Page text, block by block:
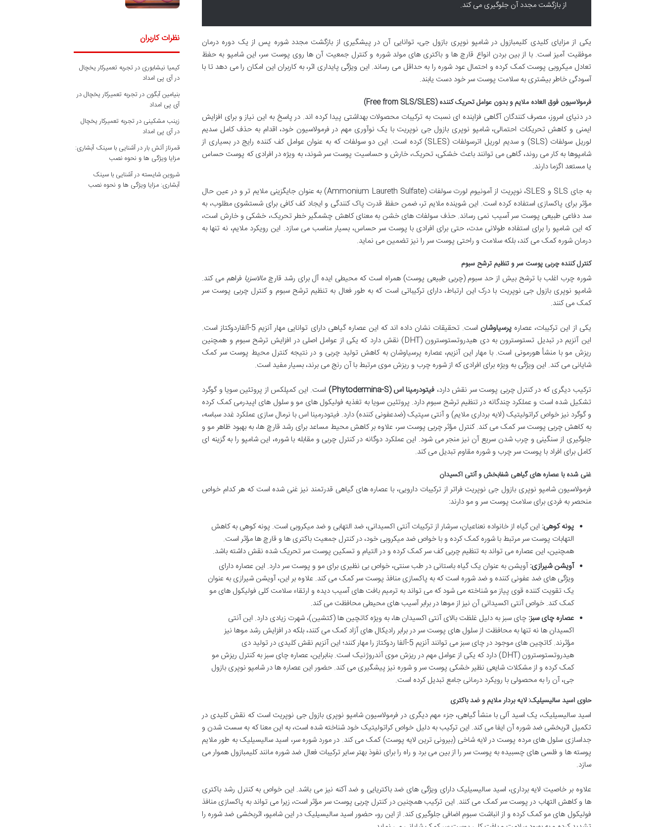
از بازگشت مجدد آن جلوگیری می کند.
یکی از مزایای کلیدی کلیمبازول در شامپو نوپری بازول جی، توانایی آن در پیشگیری از بازگشت مجدد شوره پس از یک دوره درمان
موفقیت آمیز است. با از بین بردن انواع قارچ ها و باکتری های مولد شوره و کنترل جمعیت آن ها روی پوست سر، این شامپو به حفظ
تعادل میکروبی پوست کمک کرده و احتمال عود شوره را به حداقل می رساند. این ویژگی پایداری اثر، به کاربران این امکان را می دهد تا با
آسودگی خاطر بیشتری به سلامت پوست سر خود دست یابند.
فرمولاسیون فوق العاده ملایم و بدون عوامل تحریک کننده (Free from SLS/SLES)
در دنیای امروز، مصرف کنندگان آگاهی فزاینده ای نسبت به ترکیبات محصولات بهداشتی پیدا کرده اند. در پاسخ به این نیاز و برای افزایش
ایمنی و کاهش تحریکات احتمالی، شامپو نوپری بازول جی نوپریت با یک نوآوری مهم در فرمولاسیون خود، اقدام به حذف کامل سدیم
لوریل سولفات (SLS) و سدیم لوریل اترسولفات (SLES) کرده است. این دو سولفات که به عنوان عوامل کف کننده رایج در بسیاری از
شامپوها به کار می روند، گاهی می توانند باعث خشکی، تحریک، خارش و حساسیت پوست سر شوند، به ویژه در افرادی که پوست حساس
یا مستعد اگزما دارند.
به جای SLS و SLES، نوپریت از آمونیوم لورت سولفات (Ammonium Laureth Sulfate) به عنوان جایگزینی ملایم تر و در عین حال
مؤثر برای پاکسازی استفاده کرده است. این شوینده ملایم تر، ضمن حفظ قدرت پاک کنندگی و ایجاد کف کافی برای شستشوی مطلوب، به
سد دفاعی طبیعی پوست سر آسیب نمی رساند. حذف سولفات های خشن به معنای کاهش چشمگیر خطر تحریک، خشکی و خارش است،
که این شامپو را برای استفاده طولانی مدت، حتی برای افرادی با پوست سر حساس، بسیار مناسب می سازد. این رویکرد ملایم، نه تنها به
درمان شوره کمک می کند، بلکه سلامت و راحتی پوست سر را نیز تضمین می نماید.
کنترل کننده چربی پوست سر و تنظیم ترشح سبوم
شوره چرب اغلب با ترشح بیش از حد سبوم (چربی طبیعی پوست) همراه است که محیطی ایده آل برای رشد قارچمالاسزیا فراهم می کند.
شامپو نوپری بازول جی نوپریت با درک این ارتباط، دارای ترکیباتی است که به طور فعال به تنظیم ترشح سبوم و کنترل چربی پوست سر
کمک می کنند.
یکی از این ترکیبات، عصاره پرسیاوشان
است. تحقیقات نشان داده اند که این عصاره گیاهی دارای توانایی مهار آنزیم 5-آلفاردوکتاز است.
این آنزیم در تبدیل تستوسترون به دی هیدروتستوسترون (DHT) نقش دارد که یکی از عوامل اصلی در افزایش ترشح سبوم و همچنین
ریزش مو با منشأ هورمونی است. با مهار این آنزیم، عصاره پرسیاوشان به کاهش تولید چربی و در نتیجه کنترل محیط پوست سر کمک
شایانی می کند. این ویژگی به ویژه برای افرادی که از شوره چرب و ریزش موی مرتبط با آن رنج می برند، بسیار مفید است.
ترکیب دیگری که در کنترل چربی پوست سر نقش دارد، فیتودرمینا اس (Phytodermina-S)
است. این کمپلکس از پروتئین سویا و گوگرد
تشکیل شده است و عملکرد چندگانه در تنظیم ترشح سبوم دارد. پروتئین سویا به تغذیه فولیکول های مو و سلول های اپیدرمی کمک کرده
و گوگرد نیز خواص کراتولیتیک (لایه برداری ملایم) و آنتی سپتیک (ضدعفونی کننده) دارد. فیتودرمینا اس با نرمال سازی عملکرد غدد سباسه،
به کاهش چربی پوست سر کمک می کند. کنترل مؤثر چربی پوست سر، علاوه بر کاهش محیط مساعد برای رشد قارچ ها، به بهبود ظاهر مو و
جلوگیری از سنگینی و چرب شدن سریع آن نیز منجر می شود. این عملکرد دوگانه در کنترل چربی و مقابله با شوره، این شامپو را به گزینه ای
کامل برای افراد با پوست سر چرب و شوره مقاوم تبدیل می کند.
غنی شده با عصاره های گیاهی شفابخش و آنتی اکسیدان
فرمولاسیون شامپو نوپری بازول جی نوپریت فراتر از ترکیبات دارویی، با عصاره های گیاهی قدرتمند نیز غنی شده است که هر کدام خواص
منحصر به فردی برای سلامت پوست سر و مو دارند:
پونه کوهی: این گیاه از خانواده نعناعیان، سرشار از ترکیبات آنتی اکسیدانی، ضد التهابی و ضد میکروبی است. پونه کوهی به کاهش
التهابات پوست سر مرتبط با شوره کمک کرده و با خواص ضد میکروبی خود، در کنترل جمعیت باکتری ها و قارچ ها مؤثر است.
همچنین، این عصاره می تواند به تنظیم چربی کف سر کمک کرده و در التیام و تسکین پوست سر تحریک شده نقش داشته باشد.
آویشن شیرازی:آویشن به عنوان یک گیاه باستانی در طب سنتی، خواص بی نظیری برای مو و پوست سر دارد. این عصاره دارای
ویژگی های ضد عفونی کننده و ضد شوره است که به پاکسازی منافذ پوست سر کمک می کند. علاوه بر این، آویشن شیرازی به عنوان
یک تقویت کننده قوی پیاز مو شناخته می شود که می تواند به ترمیم بافت های آسیب دیده و ارتقاء سلامت کلی فولیکول های مو
کمک کند. خواص آنتی اکسیدانی آن نیز از موها در برابر آسیب های محیطی محافظت می کند.
عصاره چای سبز: چای سبز به دلیل غلظت بالای آنتی اکسیدان ها، به ویژه کاتچین ها (کتشین)، شهرت زیادی دارد. این آنتی
اکسیدان ها نه تنها به محافظت از سلول های پوست سر در برابر رادیکال های آزاد کمک می کنند، بلکه در افزایش رشد موها نیز
مؤثرند. کاتچین های موجود در چای سبز می توانند آنزیم 5-آلفا ردوکتاز را مهار کنند؛ این آنزیم نقش کلیدی در تولید دی
هیدروتستوسترون (DHT) دارد که یکی از عوامل مهم در ریزش موی آندروژنیک است. بنابراین، عصاره چای سبز به کنترل ریزش مو
کمک کرده و از مشکلات شایعی نظیر خشکی پوست سر و شوره نیز پیشگیری می کند. حضور این عصاره ها در شامپو نوپری بازول
جی، آن را به محصولی با رویکرد درمانی جامع تبدیل کرده است.
حاوی اسید سالیسیلیک: لایه بردار ملایم و ضد باکتری
اسید سالیسیلیک، یک اسید آلی با منشأ گیاهی، جزء مهم دیگری در فرمولاسیون شامپو نوپری بازول جی نوپریت است که نقش کلیدی در
تکمیل اثربخشی ضد شوره آن ایفا می کند. این ترکیب به دلیل خواص کراتولیتیک خود شناخته شده است، به این معنا که به سست شدن و
جداسازی سلول های مرده پوست در لایه شاخی (بیرونی ترین لایه پوست) کمک می کند. در مورد شوره سر، اسید سالیسیلیک به طور ملایم
پوسته ها و فلسی های چسبیده به پوست سر را از بین می برد و راه را برای نفوذ بهتر سایر ترکیبات فعال ضد شوره مانند کلیمبازول هموار می
سازد.
علاوه بر خاصیت لایه برداری، اسید سالیسیلیک دارای ویژگی های ضد باکتریایی و ضد آکنه نیز می باشد. این خواص به کنترل رشد باکتری
ها و کاهش التهاب در پوست سر کمک می کنند. این ترکیب همچنین در کنترل چربی پوست سر مؤثر است، زیرا می تواند به پاکسازی منافذ
فولیکول های مو کمک کرده و از انباشت سبوم اضافی جلوگیری کند. از این رو، حضور اسید سالیسیلیک در این شامپو، اثربخشی ضد شوره را
نظرات کاربران
کیمیا نیشابوری درتجربه تعمیرکار یخچال
در آی پی امداد
بنیامین آبگون درتجربه تعمیرکار یخچال در
آی پی امداد
زینب مشکینی درتجربه تعمیرکار یخچال
در آی پی امداد
قمرناز آتش باردرآشنایی با سینک آبشاری:
مزایا ویژگی ها و نحوه نصب
شروین شایسته درآشنایی با سینک
آبشاری: مزایا ویژگی ها و نحوه نصب